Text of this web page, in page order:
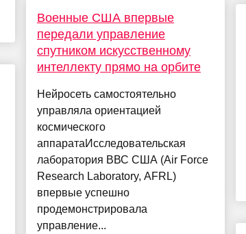
Военные США впервые
передали управление
спутником искусственному
интеллекту прямо на орбите
Нейросеть самостоятельно
управляла ориентацией
космического
аппаратаИсследовательская
лаборатория ВВС США (Air Force
Research Laboratory, AFRL)
впервые успешно
продемонстрировала
управление...